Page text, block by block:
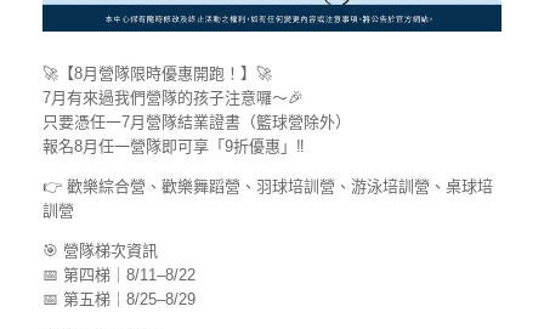
🚀【8月營隊限時優惠開跑！】🚀
7月有來過我們營隊的孩子注意囉～🎉
只要憑任一7月營隊結業證書（籃球營除外）
報名8月任一營隊即可享「9折優惠」‼️
👉 歡樂綜合營、歡樂舞蹈營、羽球培訓營、游泳培訓營、桌球培
訓營
🎯 營隊梯次資訊
📅 第四梯｜8/11–8/22
📅 第五梯｜8/25–8/29